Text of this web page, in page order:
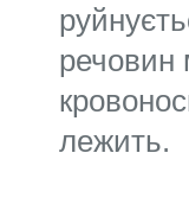
речовин
лежить.